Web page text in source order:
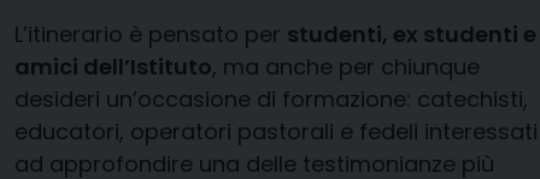
L’itinerario è pensato per studenti, ex studenti e
amici dell’Istituto, ma anche per chiunque
desideri un’occasione di formazione: catechisti,
educatori, operatori pastorali e fedeli interessati
ad approfondire una delle testimonianze più